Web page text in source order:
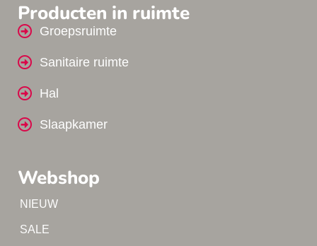
Webshop
NIEUW
SALE
Producten in ruimte
Groepsruimte
Sanitaire ruimte
Hal
Slaapkamer